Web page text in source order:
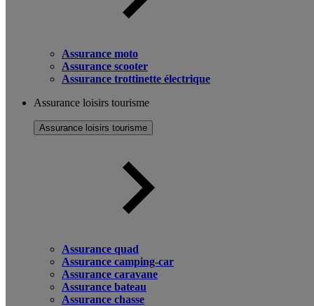
Assurance moto
Assurance scooter
Assurance trottinette électrique
Assurance loisirs tourisme
Assurance loisirs tourisme
Assurance quad
Assurance camping-car
Assurance caravane
Assurance bateau
Assurance chasse